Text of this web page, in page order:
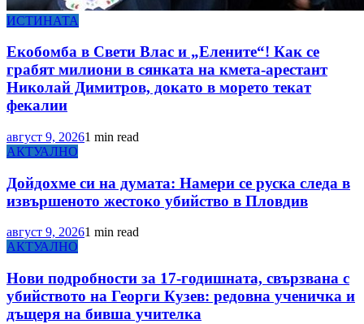
ИСТИНАТА
Екобомба в Свети Влас и „Елените“! Как се
грабят милиони в сянката на кмета-арестант
Николай Димитров, докато в морето текат
фекалии
август 9, 20261 min read
АКТУАЛНО
Дойдохме си на думата: Намери се руска следа в
извършеното жестоко убийство в Пловдив
август 9, 20261 min read
АКТУАЛНО
Нови подробности за 17-годишната, свързвана с
убийството на Георги Кузев: редовна ученичка и
дъщеря на бивша учителка